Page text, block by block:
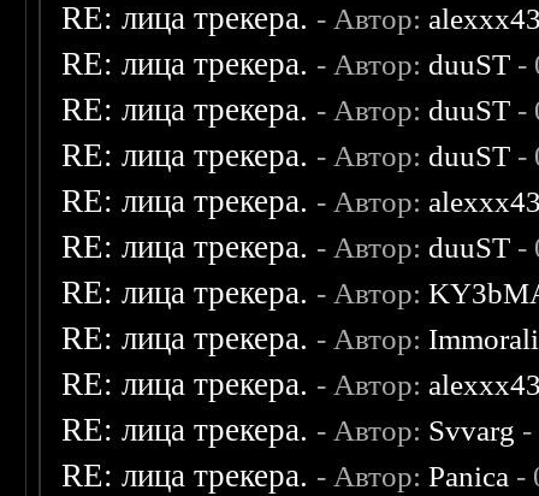
RE: лица трекера. - Автор:
RE: лица трекера. - Автор: duuST -
RE: лица трекера. - Автор: duuST -
RE: лица трекера. - Автор: duuST -
RE: лица трекера. - Автор:
RE: лица трекера. - Автор: duuST -
RE: лица трекера. - Автор:
RE: лица трекера. - Автор:
RE: лица трекера. - Автор:
RE: лица трекера. - Автор: Svvarg -
RE: лица трекера. - Автор:Panica -